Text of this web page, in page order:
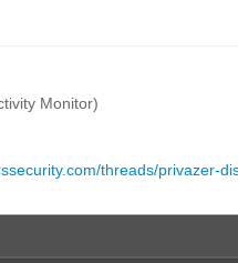
Monitor)
threads/privazer-